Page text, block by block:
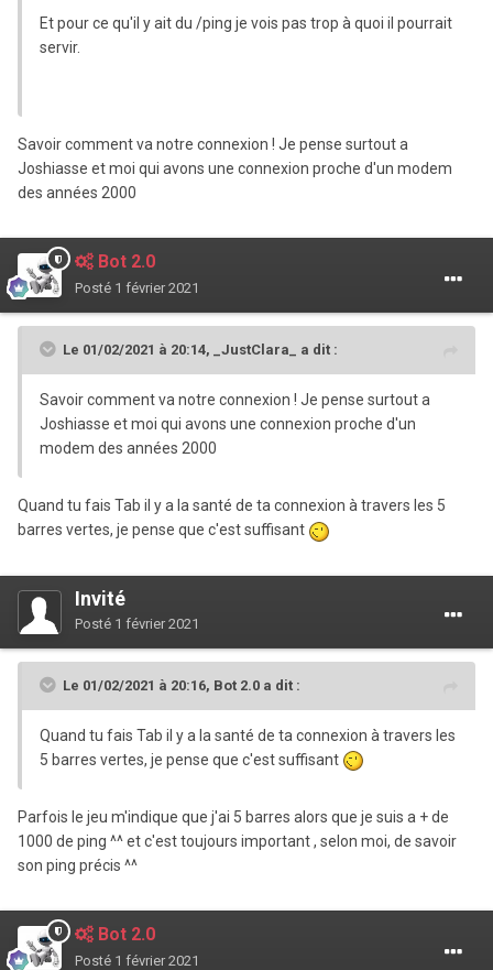
Et pour ce qu'il y ait du /ping je vois pas trop à quoi il pourrait
servir.
Savoir comment va notre connexion ! Je pense surtout a
Joshiasse et moi qui avons une connexion proche d'un modem
des années 2000
Bot 2.0
Posté 1 février 2021
Le 01/02/2021 à 20:14, _JustClara_ a dit :
Savoir comment va notre connexion ! Je pense surtout a
Joshiasse et moi qui avons une connexion proche d'un
modem des années 2000
Quand tu fais Tab il y a la santé de ta connexion à travers les 5
barres vertes, je pense que c'est suffisant
Invité
Posté 1 février 2021
Le 01/02/2021 à 20:16, Bot 2.0 a dit :
Quand tu fais Tab il y a la santé de ta connexion à travers les
5 barres vertes, je pense que c'est suffisant
Parfois le jeu m'indique que j'ai 5 barres alors que je suis a + de
1000 de ping ^^ et c'est toujours important , selon moi, de savoir
son ping précis ^^
Bot 2.0
Posté 1 février 2021